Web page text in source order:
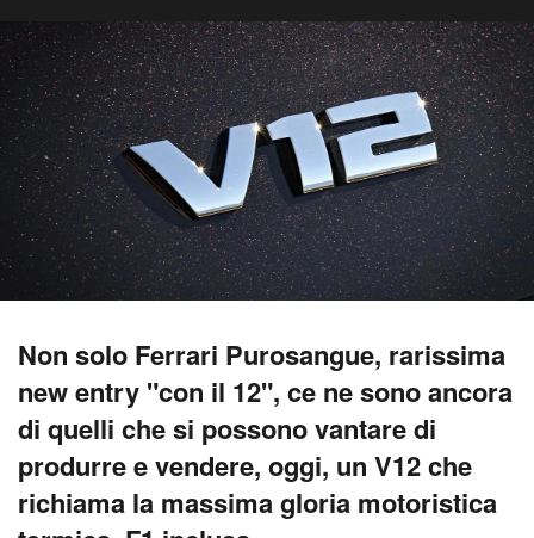
Non solo Ferrari Purosangue, rarissima
new entry "con il 12", ce ne sono ancora
di quelli che si possono vantare di
produrre e vendere, oggi, un V12 che
richiama la massima gloria motoristica